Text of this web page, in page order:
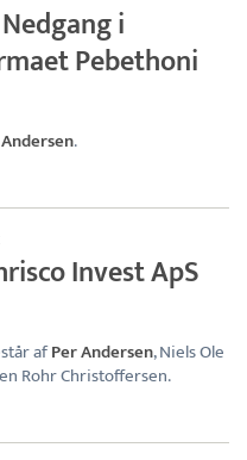
i
Pebethoni
.
Invest ApS
afPer Andersen, Niels Ole
Rohr Christoffersen.